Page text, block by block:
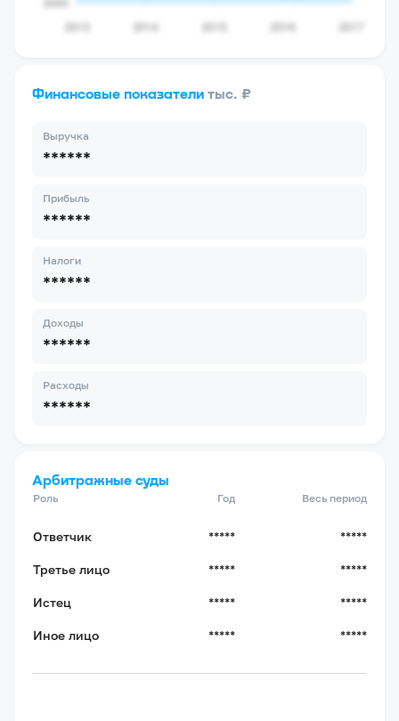
Финансовые показатели тыс. ₽
Выручка
******
Прибыль
******
Налоги
******
Доходы
******
Расходы
******
Арбитражные суды
Роль Год Весь период
Ответчик ***** *****
Третье лицо ***** *****
Истец ***** *****
Иное лицо ***** *****